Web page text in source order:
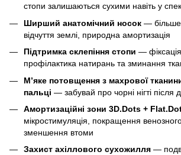
стопи залишаються сухими навіть у
Ширший анатомічний носок —
відчуття землі, природна амортизація
Підтримка склепіння стопи —
профілактика натирань та зминання
М’яке потовщення з махрової
пальці — забувай про чорні нігті після
Амортизаційні зони 3D.Dots +
мікростимуляція, покращення
зменшення втоми
Захист ахіллового сухожилля —